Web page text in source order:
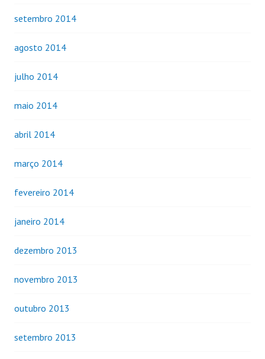
setembro 2014
agosto 2014
julho 2014
maio 2014
abril 2014
março 2014
fevereiro 2014
janeiro 2014
dezembro 2013
novembro 2013
outubro 2013
setembro 2013